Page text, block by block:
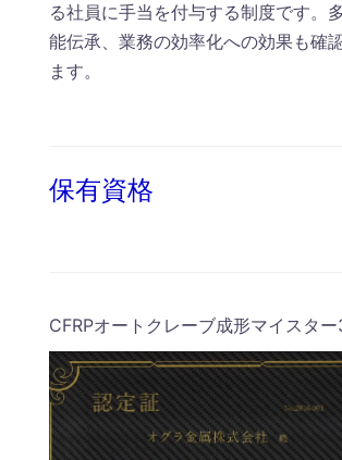
る社員に手当を付与する制度です。
能伝承、業務の効率化への効果も確
ます。
保有資格
CFRPオートクレーブ成形マイスタ